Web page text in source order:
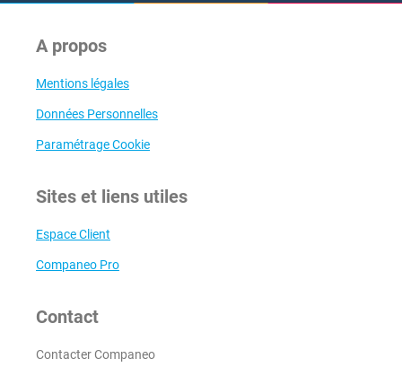
A propos
Mentions légales
Données Personnelles
Paramétrage Cookie
Sites et liens utiles
Espace Client
Companeo Pro
Contact
Contacter Companeo